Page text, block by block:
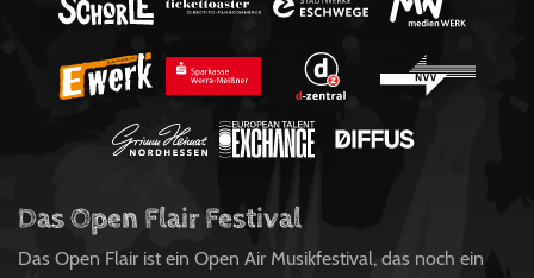
Das Open Flair Festival
Das Open Flair ist ein Open Air Musikfestival, das noch ein